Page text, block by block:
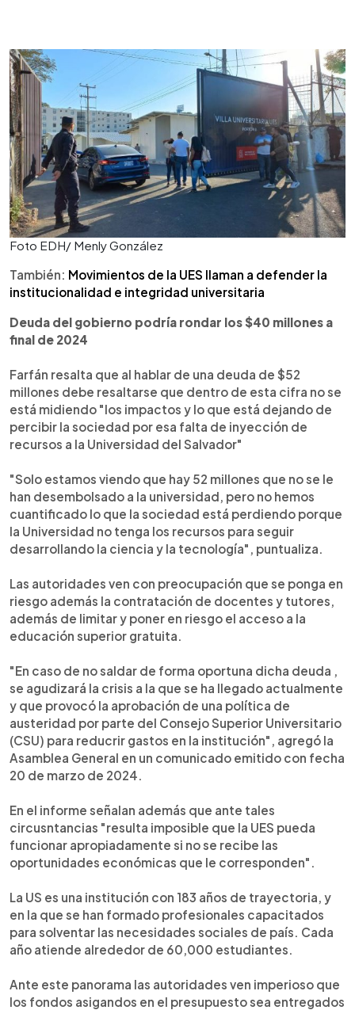
Foto EDH/ Menly González
También: Movimientos de la UES llaman a defender la
institucionalidad e integridad universitaria
Deuda del gobierno podría rondar los $40 millones a
final de 2024
Farfán resalta que al hablar de una deuda de $52
millones debe resaltarse que dentro de esta cifra no se
está midiendo "los impactos y lo que está dejando de
percibir la sociedad por esa falta de inyección de
recursos a la Universidad del Salvador"
"Solo estamos viendo que hay 52 millones que no se le
han desembolsado a la universidad, pero no hemos
cuantificado lo que la sociedad está perdiendo porque
la Universidad no tenga los recursos para seguir
desarrollando la ciencia y la tecnología", puntualiza.
Las autoridades ven con preocupación que se ponga en
riesgo además la contratación de docentes y tutores,
además de limitar y poner en riesgo el acceso a la
educación superior gratuita.
"En caso de no saldar de forma oportuna dicha deuda ,
se agudizará la crisis a la que se ha llegado actualmente
y que provocó la aprobación de una política de
austeridad por parte del Consejo Superior Universitario
(CSU) para reducrir gastos en la institución", agregó la
Asamblea General en un comunicado emitido con fecha
20 de marzo de 2024.
En el informe señalan además que ante tales
circusntancias "resulta imposible que la UES pueda
funcionar apropiadamente si no se recibe las
oportunidades económicas que le corresponden".
La US es una institución con 183 años de trayectoria, y
en la que se han formado profesionales capacitados
para solventar las necesidades sociales de país. Cada
año atiende alrededor de 60,000 estudiantes.
Ante este panorama las autoridades ven imperioso que
los fondos asigandos en el presupuesto sea entregados